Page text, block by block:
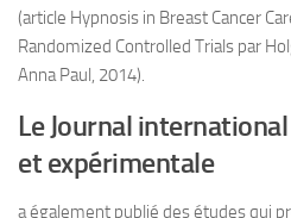
(article Hypnosis in Breast Cancer
Randomized Controlled Trials par
Anna Paul, 2014).
Le Journal
et expérimentale
a également publié des études qui